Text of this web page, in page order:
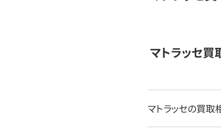
マトラッセ買
マトラッセの買取